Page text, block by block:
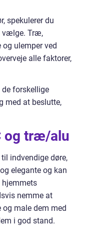
spekulerer du
vælge. Træ,
og ulemper ved
alle faktorer,
forskellige
med at beslutte,
og træ/alu
indvendige døre,
elegante og kan
hjemmets
nemme at
male dem med
i god stand.